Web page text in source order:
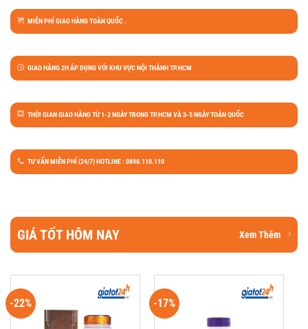
MIỄN PHÍ GIAO HÀNG TOÀN QUỐC .
GIAO HÀNG 2H ÁP DỤNG VỚI KHU VỰC NỘI THÀNH TP.HCM
THỜI GIAN GIAO HÀNG TỪ 1-2 NGÀY TRONG TP.HCM VÀ 3-5 NGÀY TOÀN QUỐC
TƯ VẤN MIỄN PHÍ (24/7) HOTLINE : 0898.110.110
GIÁ TỐT HÔM NAY Xem Thêm
-22% -17%